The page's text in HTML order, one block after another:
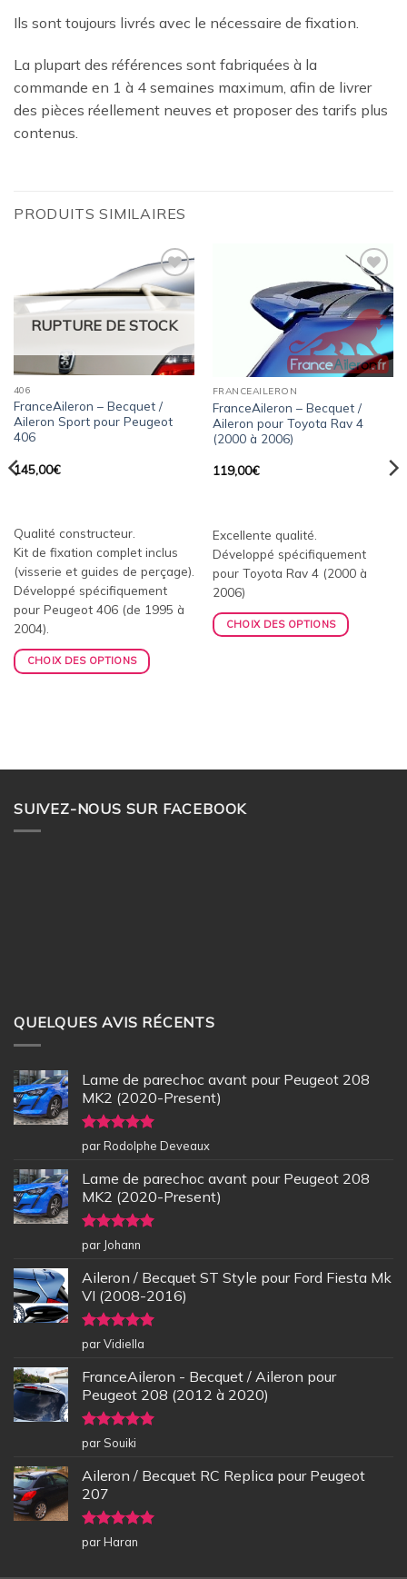
Ils sont toujours livrés avec le nécessaire de fixation.
La plupart des références sont fabriquées à la
commande en 1 à 4 semaines maximum, afin de livrer
des pièces réellement neuves et proposer des tarifs plus
contenus.
PRODUITS SIMILAIRES
Ajouter
à la
wishlist
RUPTURE DE STOCK
406
FranceAileron – Becquet /
Aileron Sport pour Peugeot
406
145,00€
Qualité constructeur.
Kit de fixation complet inclus
(visserie et guides de perçage).
Développé spécifiquement
pour Peugeot 406 (de 1995 à
2004).
CHOIX DES OPTIONS
Ajouter
à la
wishlist
FRANCEAILERON
FranceAileron – Becquet /
Aileron pour Toyota Rav 4
(2000 à 2006)
119,00€
Excellente qualité.
Développé spécifiquement
pour Toyota Rav 4 (2000 à
2006)
CHOIX DES OPTIONS
SUIVEZ-NOUS SUR FACEBOOK
QUELQUES AVIS RÉCENTS
Lame de parechoc avant pour Peugeot 208
MK2 (2020-Present)
Note5sur
5
par Rodolphe Deveaux
Lame de parechoc avant pour Peugeot 208
MK2 (2020-Present)
Note5sur
5
par Johann
Aileron / Becquet ST Style pour Ford Fiesta Mk
VI (2008-2016)
Note5sur
5
par Vidiella
FranceAileron - Becquet / Aileron pour
Peugeot 208 (2012 à 2020)
Note5sur
5
par Souiki
Aileron / Becquet RC Replica pour Peugeot
207
Note5sur
5
par Haran